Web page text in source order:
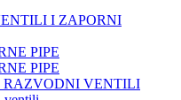
I ZAPORNI
PIPE
PIPE
RAZVODNI VENTILI